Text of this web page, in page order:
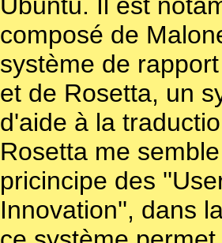
Ubuntu. Il est
composé de
système de
et de Rosetta, un
d'aide à la
Rosetta me
pricincipe des
Innovation'', dans